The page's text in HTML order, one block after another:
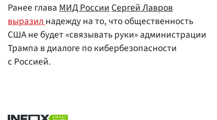
Ранее глава МИД России Сергей Лавров
выразил надежду на то, что общественность
США не будет «связывать руки» администрации
Трампа в диалоге по кибербезопасности
с Россией.